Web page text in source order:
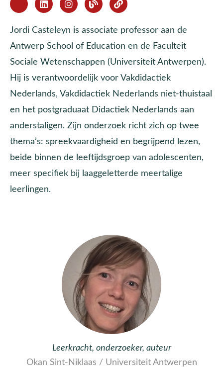
Jordi Casteleyn is associate professor aan de
Antwerp School of Education en de Faculteit
Sociale Wetenschappen (Universiteit Antwerpen).
Hij is verantwoordelijk voor Vakdidactiek
Nederlands, Vakdidactiek Nederlands niet-thuistaal
en het postgraduaat Didactiek Nederlands aan
anderstaligen. Zijn onderzoek richt zich op twee
thema’s: spreekvaardigheid en begrijpend lezen,
beide binnen de leeftijdsgroep van adolescenten,
meer specifiek bij laaggeletterde meertalige
leerlingen.
Leerkracht, onderzoeker, auteur
Okan Sint-Niklaas / Universiteit Antwerpen